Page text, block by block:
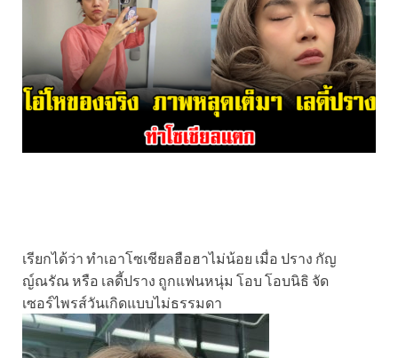
เรียกได้ว่า ทำเอาโซเชียลฮือฮาไม่น้อย เมื่อ ปราง กัญ
ญ์ณรัณ หรือ เลดี้ปราง ถูกแฟนหนุ่ม โอบ โอบนิธิ จัด
เซอร์ไพรส์วันเกิดแบบไม่ธรรมดา